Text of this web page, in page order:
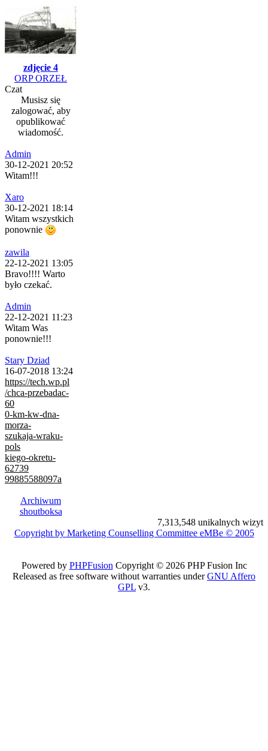
zdjęcie 4
ORP ORZEŁ
Czat
Musisz się
zalogować, aby
opublikować
wiadomość.
Admin
30-12-2021 20:52
Witam!!!
Xaro
30-12-2021 18:14
Witam wszystkich
ponownie
zawila
22-12-2021 13:05
Bravo!!!! Warto
było czekać.
Admin
22-12-2021 11:23
Witam Was
ponownie!!!
Stary Dziad
16-07-2018 13:24
https://tech.wp.pl
/chca-przebadac-
60
0-km-kw-dna-
morza-
szukaja-wraku-
pols
kiego-okretu-
62739
99885588097a
Archiwum
shoutboksa
7,313,548 unikalnych wizyt
Copyright by Marketing Counselling Committee eMBe © 2005
Powered by PHPFusion Copyright © 2026 PHP Fusion Inc
Released as free software without warranties underGNU Affero
GPL v3.